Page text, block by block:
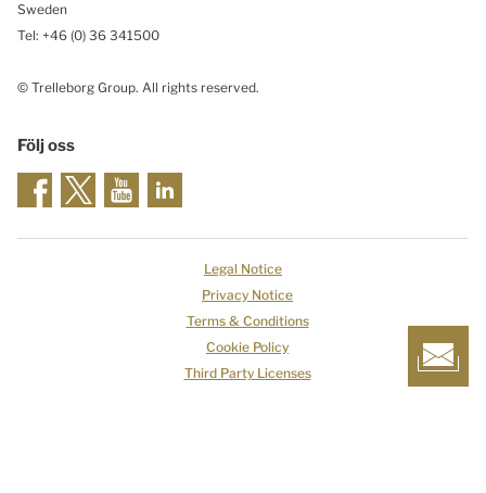
Sweden
Tel: +46 (0) 36 341500
© Trelleborg Group. All rights reserved.
Följ oss
Legal Notice
Privacy Notice
Terms & Conditions
Cookie Policy
Third Party Licenses